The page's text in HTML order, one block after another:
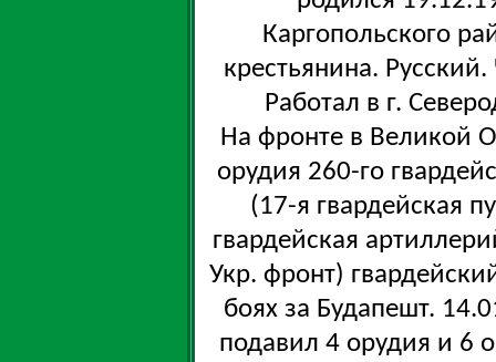
Каргопольского
крестьянина.
Работал в г.
На фронте в Великой
орудия 260-го
(17-я гвардейская
гвардейская
Укр. фронт)
боях за Будапешт.
подавил 4 орудия и 6